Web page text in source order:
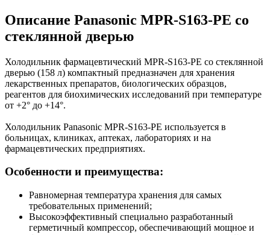
Описание Panasonic MPR-S163-PE со
стеклянной дверью
Холодильник фармацевтический MPR-S163-PE со стеклянной
дверью (158 л) компактный предназначен для хранения
лекарственных препаратов, биологических образцов,
реагентов для биохимических исследований при температуре
от +2° до +14°.
Холодильник Panasonic MPR-S163-PE используется в
больницах, клиниках, аптеках, лабораториях и на
фармацевтических предприятиях.
Особенности и преимущества:
Равномерная температура хранения для самых
требовательных применений;
Высокоэффективный специально разработанный
герметичный компрессор, обеспечивающий мощное и